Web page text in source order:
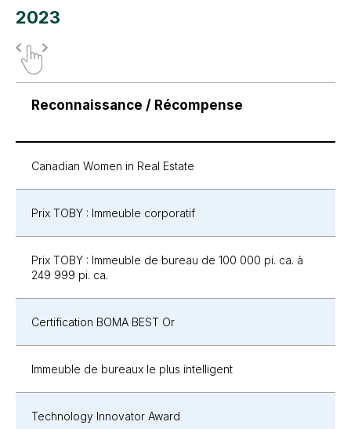
2023
Reconnaissance / Récompense
Canadian Women in Real Estate
Prix TOBY : Immeuble corporatif
Prix TOBY : Immeuble de bureau de 100 000 pi. ca. à
249 999 pi. ca.
Certification BOMA BEST Or
Immeuble de bureaux le plus intelligent
Technology Innovator Award